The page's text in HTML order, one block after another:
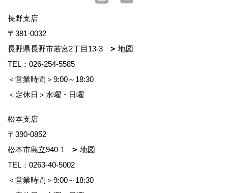
長野支店
〒381-0032
長野県長野市若宮2丁目13-3
地図
TEL： 026-254-5585
＜営業時間＞9:00～18:30
＜定休日＞水曜・日曜
松本支店
〒390-0852
松本市島立940-1
地図
TEL： 0263-40-5002
＜営業時間＞9:00～18:30